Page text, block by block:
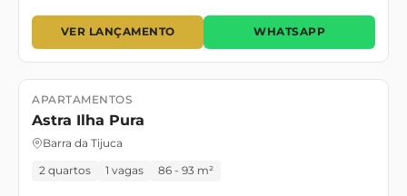
VER LANÇAMENTO WHATSAPP
Lançamento
APARTAMENTOS
Astra Ilha Pura
Barra da Tijuca
2 quartos 1 vagas 86 - 93 m²